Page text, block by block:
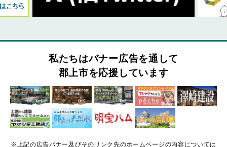
私たちはバナー広告を通して
郡上市を応援しています
※上記の広告バナー及びそのリンク先のホームページの内容については